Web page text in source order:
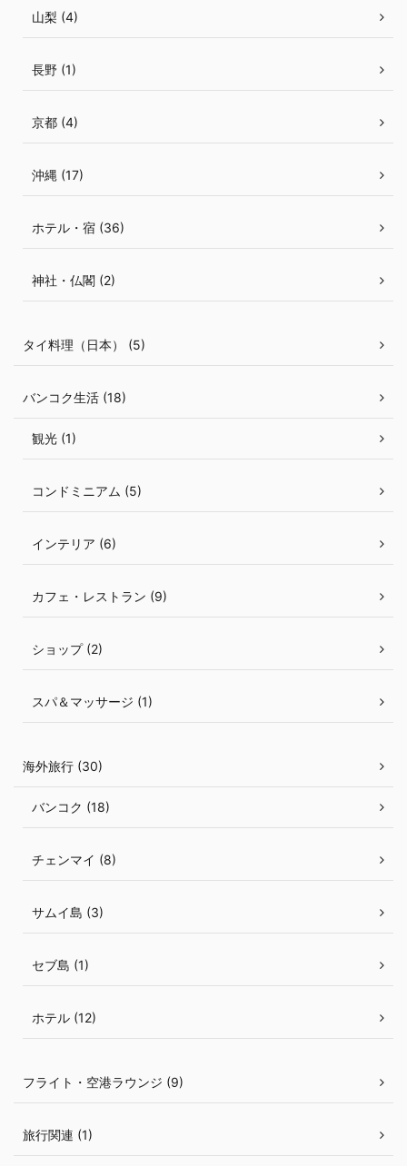
山梨 (4)
長野 (1)
京都 (4)
沖縄 (17)
ホテル・宿 (36)
神社・仏閣 (2)
タイ料理（日本） (5)
バンコク生活 (18)
観光 (1)
コンドミニアム (5)
インテリア (6)
カフェ・レストラン (9)
ショップ (2)
スパ＆マッサージ (1)
海外旅行 (30)
バンコク (18)
チェンマイ (8)
サムイ島 (3)
セブ島 (1)
ホテル (12)
フライト・空港ラウンジ (9)
旅行関連 (1)